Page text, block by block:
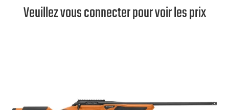
Veuillez vous connecter pour voir les prix